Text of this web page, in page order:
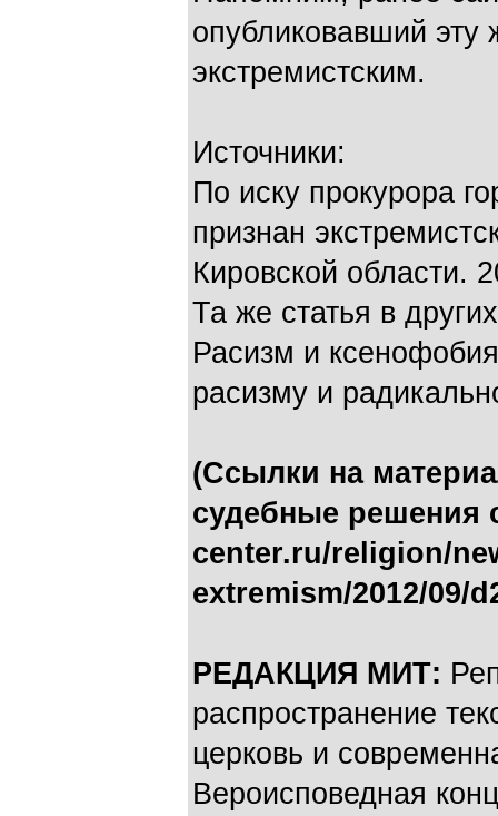
опубликовавший
экстремистским.
Источники:
По иску прокурора
признан
Кировской области.
Та же статья в
Расизм и
расизму и
(Ссылки на
судебные решения
center.ru/religion/
extremism/2012/09/
РЕДАКЦИЯ МИТ:
распространение
церковь и
Вероисповедная